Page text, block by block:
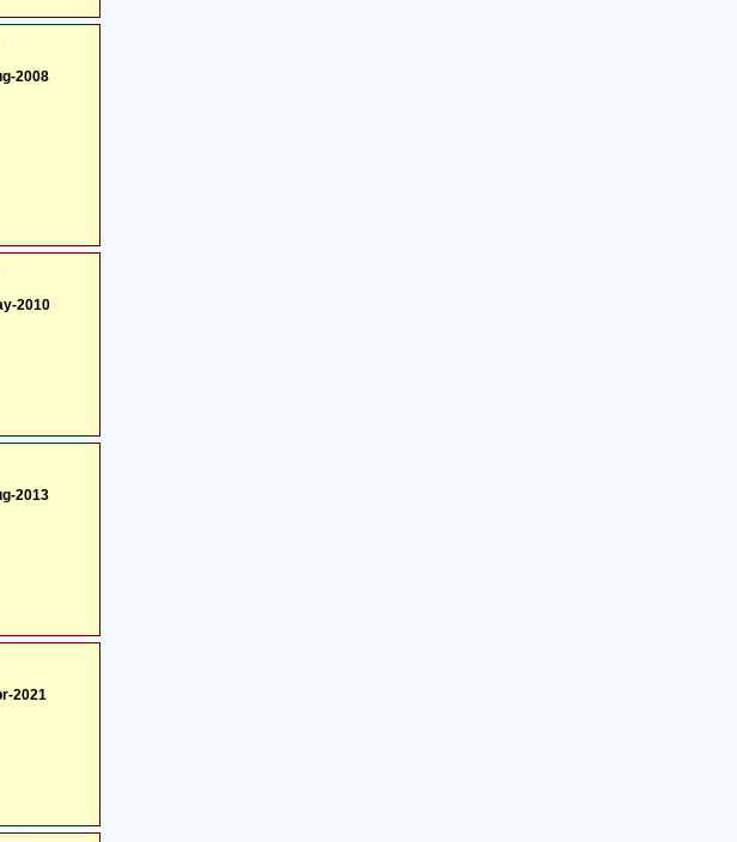
2008
2010
2013
2021